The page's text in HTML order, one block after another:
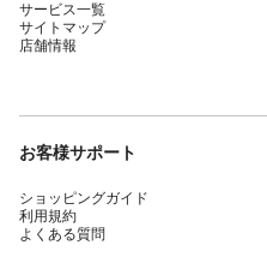
サービス一覧
サイトマップ
店舗情報
お客様サポート
ショッピングガイド
利用規約
よくある質問